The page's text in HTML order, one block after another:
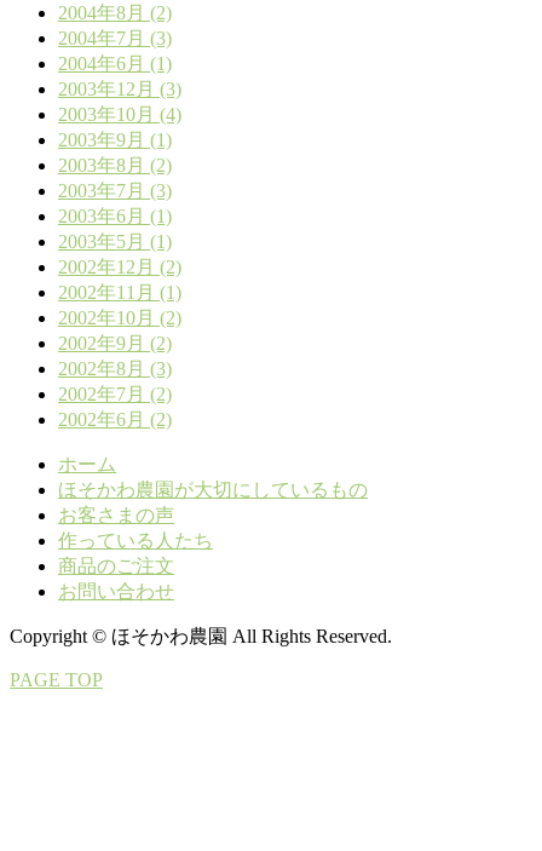
2004年8月 (2)
2004年7月 (3)
2004年6月 (1)
2003年12月 (3)
2003年10月 (4)
2003年9月 (1)
2003年8月 (2)
2003年7月 (3)
2003年6月 (1)
2003年5月 (1)
2002年12月 (2)
2002年11月 (1)
2002年10月 (2)
2002年9月 (2)
2002年8月 (3)
2002年7月 (2)
2002年6月 (2)
ホーム
ほそかわ農園が大切にしているもの
お客さまの声
作っている人たち
商品のご注文
お問い合わせ
Copyright © ほそかわ農園 All Rights Reserved.
PAGE TOP